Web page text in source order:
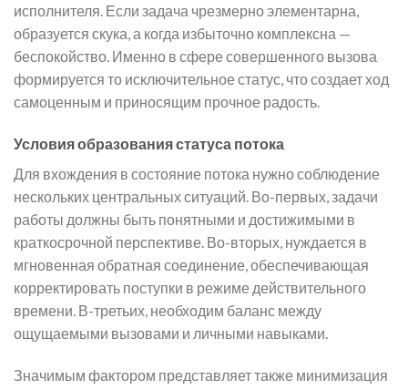
исполнителя. Если задача чрезмерно элементарна,
образуется скука, а когда избыточно комплексна —
беспокойство. Именно в сфере совершенного вызова
формируется то исключительное статус, что создает ход
самоценным и приносящим прочное радость.
Условия образования статуса потока
Для вхождения в состояние потока нужно соблюдение
нескольких центральных ситуаций. Во-первых, задачи
работы должны быть понятными и достижимыми в
краткосрочной перспективе. Во-вторых, нуждается в
мгновенная обратная соединение, обеспечивающая
корректировать поступки в режиме действительного
времени. В-третьих, необходим баланс между
ощущаемыми вызовами и личными навыками.
Значимым фактором представляет также минимизация